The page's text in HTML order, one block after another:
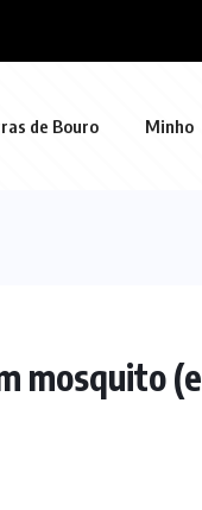
de Bouro Minho
mosquito